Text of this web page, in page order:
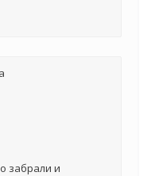
забрали и